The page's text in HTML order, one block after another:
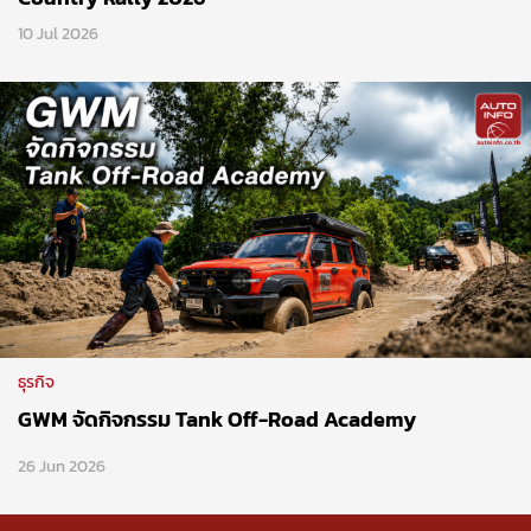
10 Jul 2026
ธุรกิจ
GWM จัดกิจกรรม Tank Off-Road Academy
26 Jun 2026